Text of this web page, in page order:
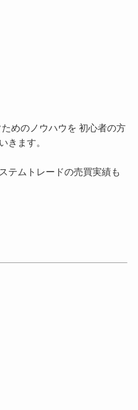
めのノウハウを 初心者の方
きます。
テムトレードの売買実績も